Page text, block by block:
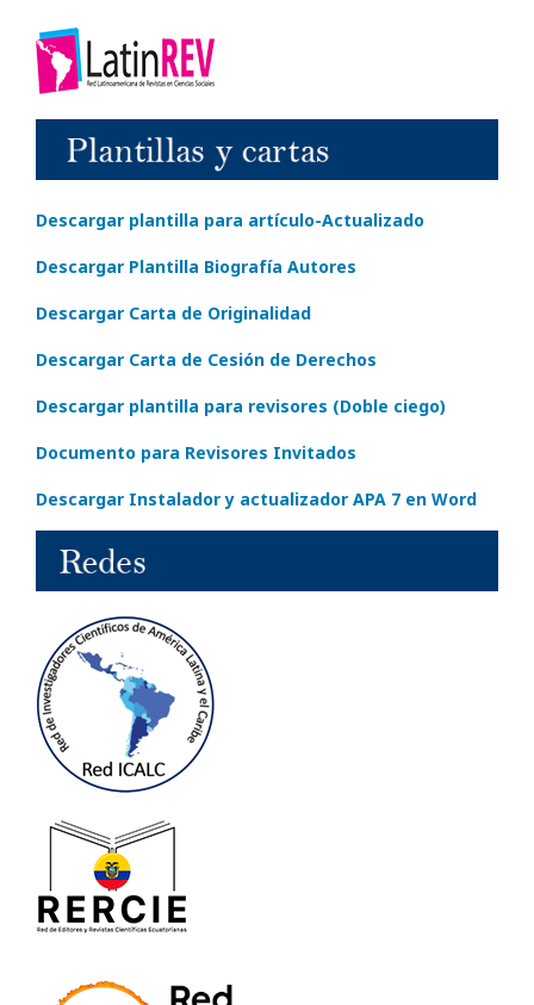
Descargar plantilla para artículo-Actualizado
Descargar Plantilla Biografía Autores
Descargar Carta de Originalidad
Descargar Carta de Cesión de Derechos
Descargar plantilla para revisores (Doble ciego)
Documento para Revisores Invitados
Descargar Instalador y actualizador APA 7 en Word